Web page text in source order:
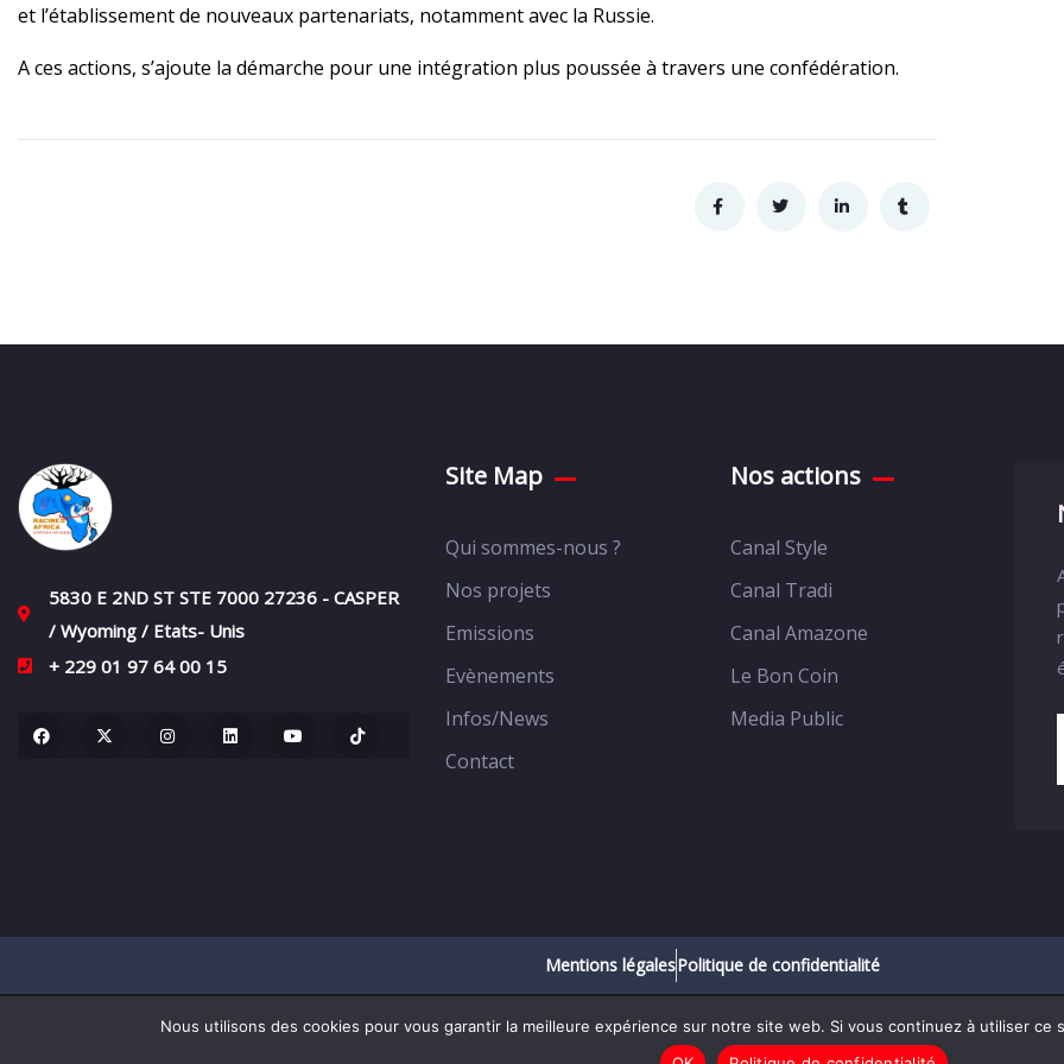
et l’établissement de nouveaux partenariats, notamment avec la Russie.
A ces actions, s’ajoute la démarche pour une intégration plus poussée à travers une confédération.
5830 E 2ND ST STE 7000 27236 - CASPER
/ Wyoming / Etats- Unis
+ 229 01 97 64 00 15
Site Map
Qui sommes-nous ?
Nos projets
Emissions
Evènements
Infos/News
Contact
Nos actions
Canal Style
Canal Tradi
Canal Amazone
Le Bon Coin
Media Public
Mentions légalesPolitique de confidentialité
© 2023 – Racines Africa – Tous droits réservés.
Nous utilisons des cookies pour vous garantir la meilleure expérience sur notre site web. Si vous continuez à utiliser